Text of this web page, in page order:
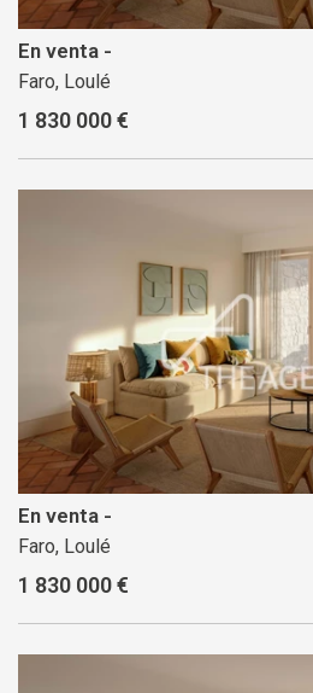
En venta -
Faro, Loulé
1 830 000 €
En venta -
Faro, Loulé
1 830 000 €